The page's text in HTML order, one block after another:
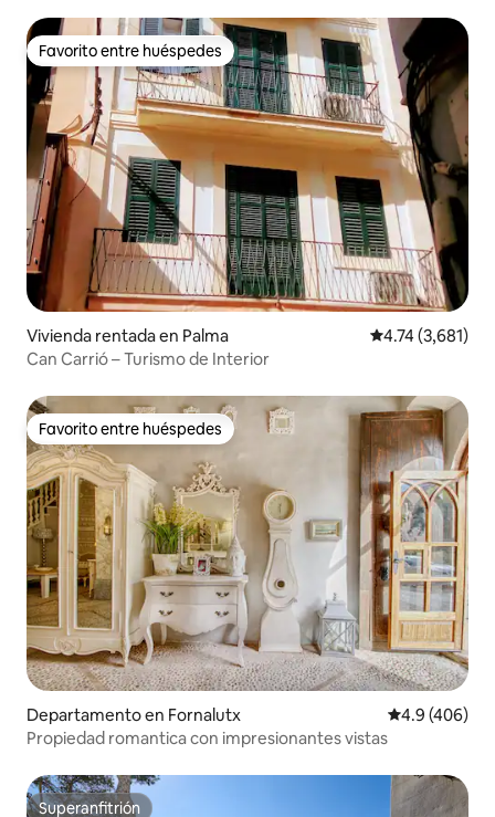
Favorito entre huéspedes
Favorito entre huéspedes
Vivienda rentada en Palma Calificación
4.74 (3,681)
Can Carrió – Turismo de Interior
Favorito entre huéspedes
Favorito entre huéspedes
Departamento en Fornalutx Calificación
4.9 (406)
Propiedad romantica con impresionantes vistas
Superanfitrión